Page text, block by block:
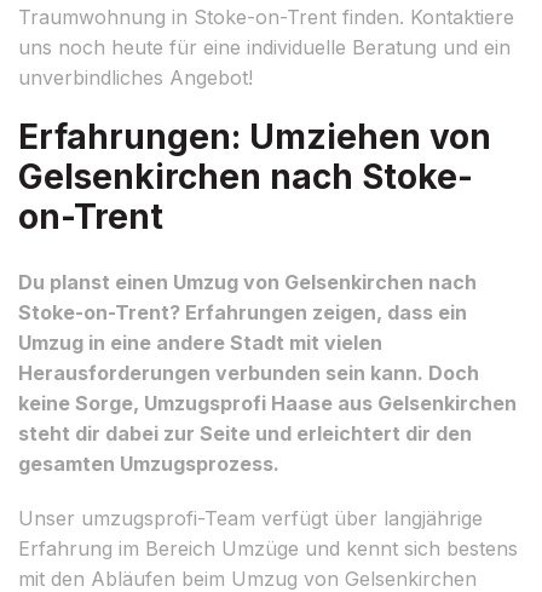
Traumwohnung in Stoke-on-Trent finden. Kontaktiere
uns noch heute für eine individuelle Beratung und ein
unverbindliches Angebot!
Erfahrungen: Umziehen von
Gelsenkirchen nach Stoke-
on-Trent
Du planst einen Umzug von Gelsenkirchen nach
Stoke-on-Trent? Erfahrungen zeigen, dass ein
Umzug in eine andere Stadt mit vielen
Herausforderungen verbunden sein kann. Doch
keine Sorge, Umzugsprofi Haase aus Gelsenkirchen
steht dir dabei zur Seite und erleichtert dir den
gesamten Umzugsprozess.
Unser umzugsprofi-Team verfügt über langjährige
Erfahrung im Bereich Umzüge und kennt sich bestens
mit den Abläufen beim Umzug von Gelsenkirchen